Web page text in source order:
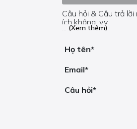
Câu hỏi & Câu trả
ích không, v.v.
Nếu bạn cần trợ
... (Xem thêm)
Họ tên*
Email*
Câu hỏi*